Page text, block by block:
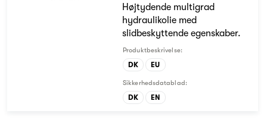
Højtydende multigrad
hydraulikolie med
slidbeskyttende egenskaber.
Produktbeskrivelse:
DK EU
Sikkerhedsdatablad:
DK EN